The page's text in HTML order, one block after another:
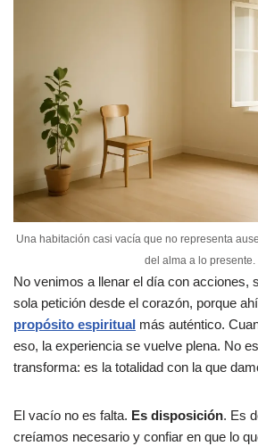
Una habitación casi vacía que no representa
del alma a lo presente.
No venimos a llenar el día con acciones,
sola petición desde el corazón, porque
propósito espiritual más auténtico.
eso, la experiencia se vuelve plena. No
transforma: es la totalidad con la que
El vacío no es falta. Es disposición. Es
creíamos necesario y confiar en que lo